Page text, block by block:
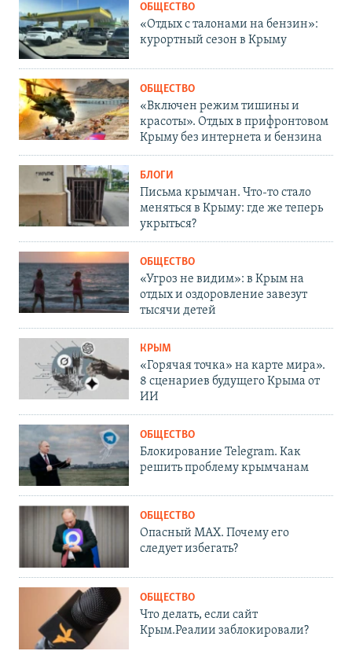
ОБЩЕСТВО
«Отдых с талонами на бензин»:
курортный сезон в Крыму
ОБЩЕСТВО
«Включен режим тишины и
красоты». Отдых в прифронтовом
Крыму без интернета и бензина
БЛОГИ
Письма крымчан. Что-то стало
меняться в Крыму: где же теперь
укрыться?
ОБЩЕСТВО
«Угроз не видим»: в Крым на
отдых и оздоровление завезут
тысячи детей
КРЫМ
«Горячая точка» на карте мира».
8 сценариев будущего Крыма от
ИИ
ОБЩЕСТВО
Блокирование Telegram. Как
решить проблему крымчанам
ОБЩЕСТВО
Опасный MAX. Почему его
следует избегать?
ОБЩЕСТВО
Что делать, если сайт
Крым.Реалии заблокировали?